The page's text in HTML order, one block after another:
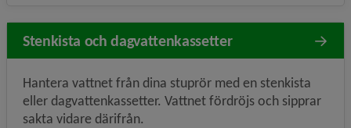
Stenkista och dagvattenkassetter
Hantera vattnet från dina stuprör med en stenkista
eller dagvattenkassetter. Vattnet fördröjs och sipprar
sakta vidare därifrån.